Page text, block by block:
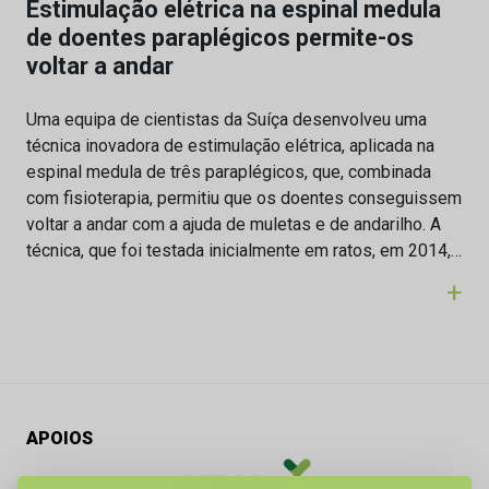
Estimulação elétrica na espinal medula
de doentes paraplégicos permite-os
voltar a andar
Uma equipa de cientistas da Suíça desenvolveu uma
técnica inovadora de estimulação elétrica, aplicada na
espinal medula de três paraplégicos, que, combinada
com fisioterapia, permitiu que os doentes conseguissem
voltar a andar com a ajuda de muletas e de andarilho. A
técnica, que foi testada inicialmente em ratos, em 2014,…
+
APOIOS